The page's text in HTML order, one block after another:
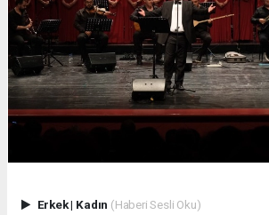
Erkek| Kadın (Haberi Sesli Oku)